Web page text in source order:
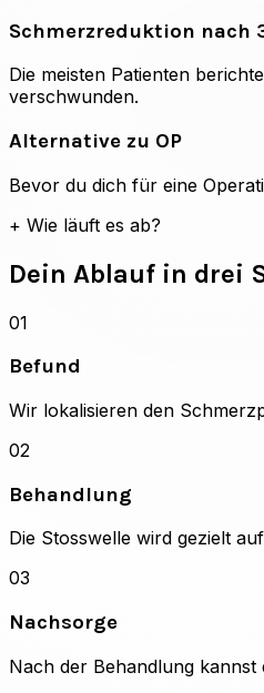
Schmerzreduktion nach
Die meisten Patienten
verschwunden.
Alternative zu OP
Bevor du dich für eine
+ Wie läuft es ab?
Dein Ablauf in drei
01
Befund
Wir lokalisieren den
02
Behandlung
Die Stosswelle wird gezielt
03
Nachsorge
Nach der Behandlung